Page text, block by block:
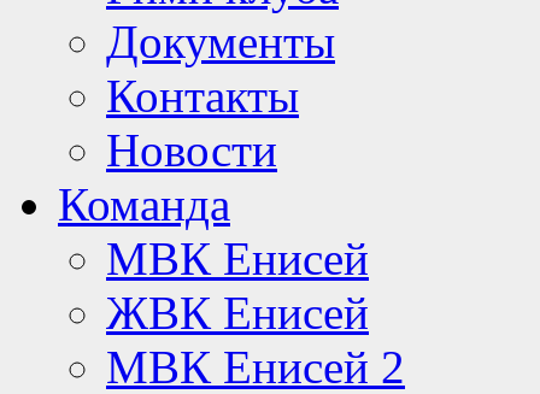
Документы
Контакты
Новости
Команда
МВК Енисей
ЖВК Енисей
МВК Енисей 2